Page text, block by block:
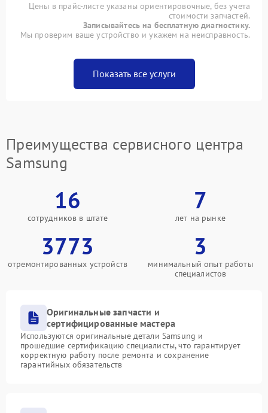
Цены в прайс-листе указаны ориентировочные, без учета
стоимости запчастей.
Записывайтесь на бесплатную диагностику.
Мы проверим ваше устройство и укажем на неисправность.
Показать все услуги
Преимущества сервисного центра
Samsung
16
сотрудников в штате
7
лет на рынке
3773
отремонтированных устройств
3
минимальный опыт работы
специалистов
Оригинальные запчасти и
сертифицированные мастера
Используются оригинальные детали Samsung и
прошедшие сертификацию специалисты, что гарантирует
корректную работу после ремонта и сохранение
гарантийных обязательств